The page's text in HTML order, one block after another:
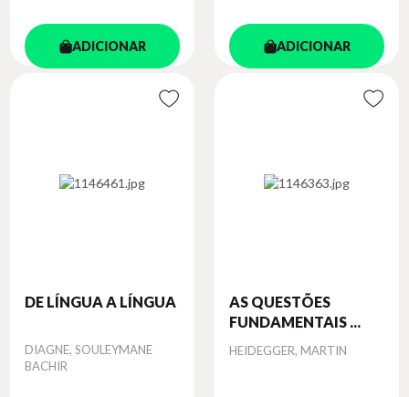
ADICIONAR ADICIONAR
DE LÍNGUA A LÍNGUA
Autor
DIAGNE, SOULEYMANE
BACHIR
AS QUESTÕES
FUNDAMENTAIS ...
Autor
HEIDEGGER, MARTIN